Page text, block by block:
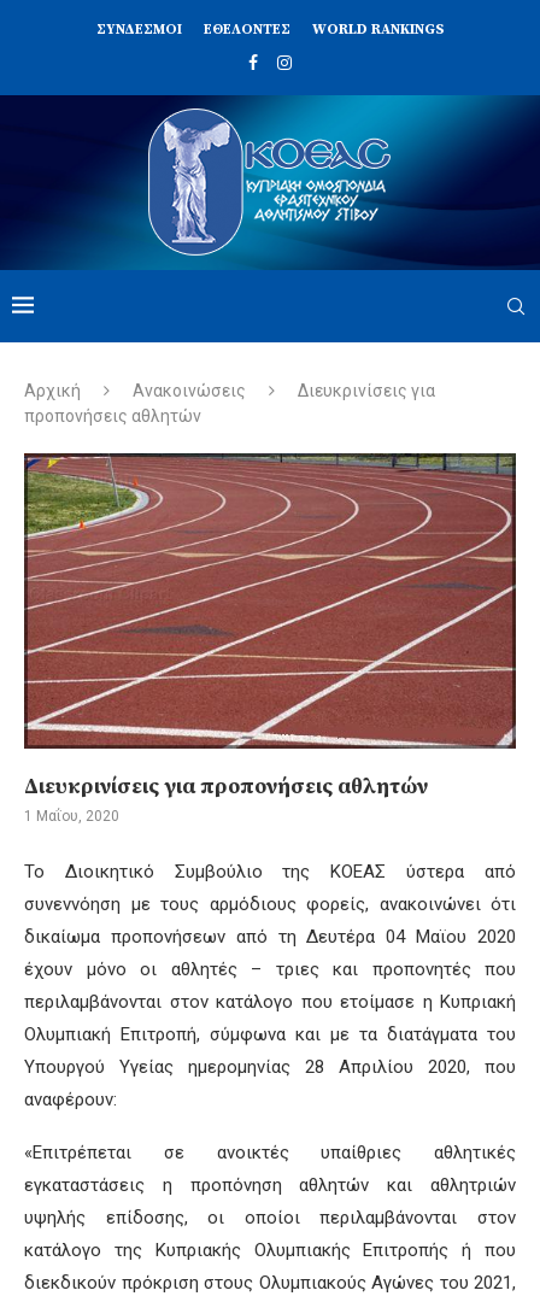
ΣΥΝΔΈΣΜΟΙ ΕΘΕΛΟΝΤΈΣ WORLD RANKINGS
Αρχική Ανακοινώσεις
Διευκρινίσεις για
προπονήσεις αθλητών
Διευκρινίσεις για προπονήσεις αθλητών
1 Μαΐου, 2020
Το Διοικητικό Συμβούλιο της ΚΟΕΑΣ ύστερα από
συνεννόηση με τους αρμόδιους φορείς, ανακοινώνει ότι
δικαίωμα προπονήσεων από τη Δευτέρα 04 Μαϊου 2020
έχουν μόνο οι αθλητές – τριες και προπονητές που
περιλαμβάνονται στον κατάλογο που ετοίμασε η Κυπριακή
Ολυμπιακή Επιτροπή, σύμφωνα και με τα διατάγματα του
Υπουργού Υγείας ημερομηνίας 28 Απριλίου 2020, που
αναφέρουν:
«Επιτρέπεται σε ανοικτές υπαίθριες αθλητικές
εγκαταστάσεις η προπόνηση αθλητών και αθλητριών
υψηλής επίδοσης, οι οποίοι περιλαμβάνονται στον
κατάλογο της Κυπριακής Ολυμπιακής Επιτροπής ή που
διεκδικούν πρόκριση στους Ολυμπιακούς Αγώνες του 2021,